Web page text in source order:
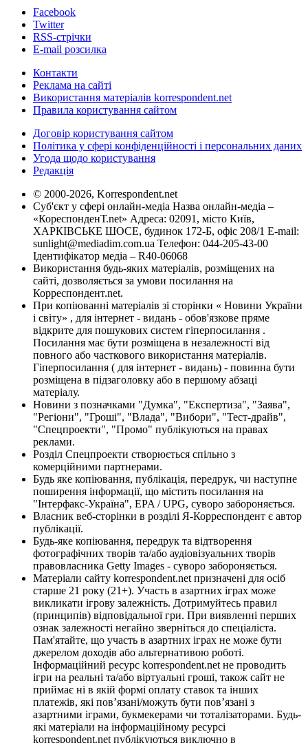
Facebook
Twitter
RSS-стрічки
E-mail розсилка
Контакти
Реклама на сайті
Використання матеріалів korrespondent.net
Правила користування сайтом
Договір користування сайтом
Політика у сфері конфіденційності і персональних даних
Угода щодо користування
Редакція
© 2000-2026, Korrespondent.net
Суб'єкт у сфері онлайн-медіа Назва онлайн-медіа –
«КореспонденТ.net» Адреса: 02091, місто Київ,
ХАРКІВСЬКЕ ШОСЕ, будинок 172-Б, офіс 208/1 E-mail:
sunlight@mediadim.com.ua Телефон: 044-205-43-00
Ідентифікатор медіа – R40-06068
Використання будь-яких матеріалів, розміщених на
сайті, дозволяється за умови посилання на
Корреспондент.net.
При копіюванні матеріалів зі сторінки « Новини України
і світу» , для інтернет - видань - обов'язкове пряме
відкрите для пошукових систем гіперпосилання .
Посилання має бути розміщена в незалежності від
повного або часткового використання матеріалів.
Гіперпосилання ( для інтернет - видань) - повинна бути
розміщена в підзаголовку або в першому абзаці
матеріалу.
Новини з позначками "Думка", "Експертиза", "Заява",
"Регіони", "Гроші", "Влада", "Вибори", "Тест-драйв",
"Спецпроекти", "Промо" публікуються на правах
реклами.
Розділ Спецпроекти створюється спільно з
комерційними партнерами.
Будь яке копіювання, публікація, передрук, чи наступне
поширення інформації, що містить посилання на
"Інтерфакс-Україна", EPA / UPG, суворо забороняється.
Власник веб-сторінки в розділі Я-Корреспондент є автор
публікації.
Будь-яке копіювання, передрук та відтворення
фотографічних творів та/або аудіовізуальних творів
правовласника Getty Images - суворо забороняється.
Матеріали сайту korrespondent.net призначені для осіб
старше 21 року (21+). Участь в азартних іграх може
викликати ігрову залежність. Дотримуйтесь правил
(принципів) відповідальної гри. При виявленні перших
ознак залежності негайно зверніться до спеціаліста.
Пам'ятайте, що участь в азартних іграх не може бути
джерелом доходів або альтернативою роботі.
Інформаційний ресурс korrespondent.net не проводить
ігри на реальні та/або віртуальні гроші, також сайт не
приймає ні в якій формі оплату ставок та інших
платежів, які пов’язані/можуть бути пов’язані з
азартними іграми, букмекерами чи тоталізаторами. Будь-
які матеріали на інформаційному ресурсі
korrespondent.net публікуються виключно в